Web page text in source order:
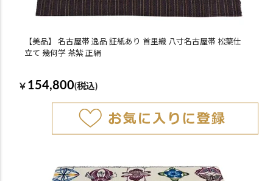
【美品】 名古屋帯 逸品 証紙あり 首里織 八寸名古屋帯 松葉仕
立て 幾何学 茶紫 正絹
￥ 154,800(税込)